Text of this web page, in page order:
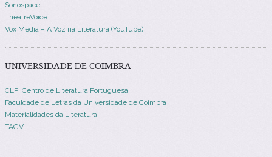
Sonospace
TheatreVoice
Vox Media – A Voz na Literatura (YouTube)
UNIVERSIDADE DE COIMBRA
CLP: Centro de Literatura Portuguesa
Faculdade de Letras da Universidade de Coimbra
Materialidades da Literatura
TAGV